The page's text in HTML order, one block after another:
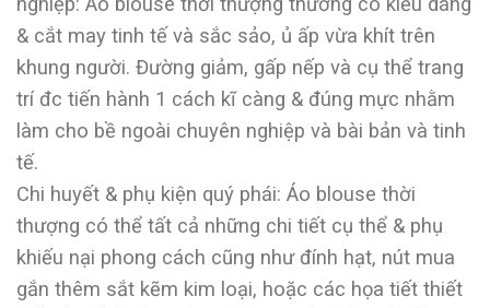
& cắt may tinh tế và sắc sảo, ủ ấp vừa khít trên
khung người. Đường giảm, gấp nếp và cụ thể trang
trí đc tiến hành 1 cách kĩ càng & đúng mực nhằm
làm cho bề ngoài chuyên nghiệp và bài bản và tinh
tế.
Chi huyết & phụ kiện quý phái: Áo blouse thời
thượng có thể tất cả những chi tiết cụ thể & phụ
khiếu nại phong cách cũng như đính hạt, nút mua
gắn thêm sắt kẽm kim loại, hoặc các họa tiết thiết